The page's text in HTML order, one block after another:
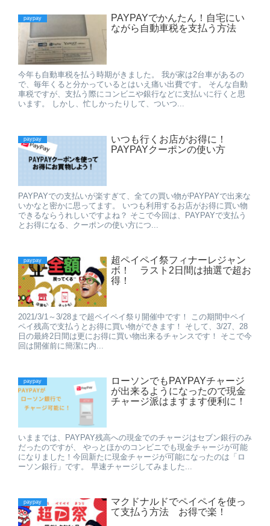
paypay
PAYPAYでかんたん！自宅にい
ながら自動車税を支払う方法
今年も自動車税を払う時期がきました。 我が家は2台車があるの
で、毎年くると分かっているとはいえ痛い出費です。 そんな自動
車税ですが、支払う際にコンビニや銀行などに支払いに行くと思
います。 しかし、忙しかったりして、ついつ...
paypay
いつも行くお店がお得に！
PAYPAYクーポンの使い方
PAYPAYでの支払いが楽すぎて、全ての買い物がPAYPAYで出来な
いかなと密かに思ってます。 いつも利用するお店がお得に買い物
できるならうれしいですよね？ そこで今回は、PAYPAYで支払う
とお得になる、クーポンの使い方につ...
paypay
超ペイペイ祭フィナーレジャン
ボ！ ラスト2日間は抽選で超お
得！
2021/3/1～3/28まで超ペイペイ祭り開催中です！ この期間中ペイ
ペイ残高で支払うとお得に買い物ができます！ そして、3/27、28
日の最終2日間は更にお得に買い物出来るチャンスです！ そこで今
回は開催前に簡潔に内...
paypay
ローソンでもPAYPAYチャージ
が出来るようになったので現金
チャージ派はますます便利に！
いままでは、PAYPAY残高への現金でのチャージはセブン銀行のみ
だったのですが、 やっとほかのコンビニでも現金チャージが可能
になりました！今回新たに現金チャージが可能になったのは「ロ
ーソン銀行」です。 早速チャージしてみました...
paypay
マクドナルドでペイペイを使っ
て支払う方法 お得で楽！